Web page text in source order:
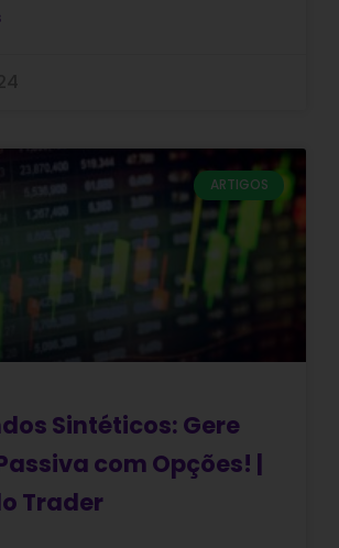
ARTIGOS
Sintéticos: Gere
com Opções! |
Trader